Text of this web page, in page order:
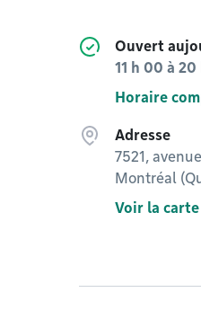
Ouvert
11 h 00 à 20
Horaire
Adresse
7521,
Montréal
Voir la carte